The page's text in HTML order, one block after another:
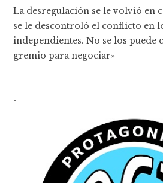
La desregulación se le volvió en
se le descontroló el conflicto en
independientes. No se los
gremio para negociar»
-